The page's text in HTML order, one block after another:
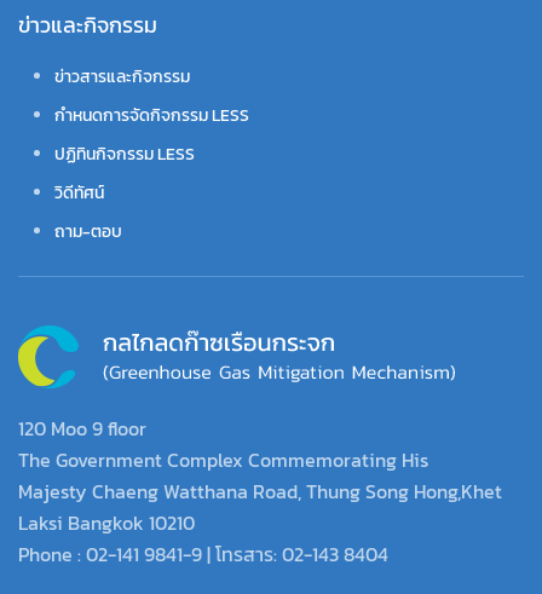
ข่าวและกิจกรรม
ข่าวสารและกิจกรรม
กำหนดการจัดกิจกรรม LESS
ปฏิทินกิจกรรม LESS
วิดีทัศน์
ถาม-ตอบ
120 Moo 9 floor
The Government Complex Commemorating His
Majesty Chaeng Watthana Road, Thung Song Hong,Khet
Laksi Bangkok 10210
Phone : 02-141 9841-9 | โทรสาร: 02-143 8404